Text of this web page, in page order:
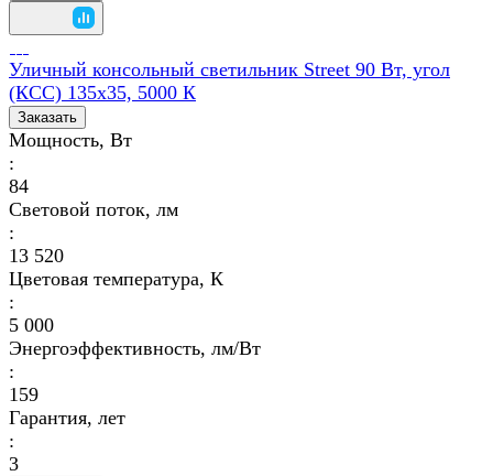
Уличный консольный светильник Street 90 Вт, угол
(КСС) 135х35, 5000 К
Заказать
Мощность, Вт
:
84
Световой поток, лм
:
13 520
Цветовая температура, К
:
5 000
Энергоэффективность, лм/Вт
:
159
Гарантия, лет
:
3